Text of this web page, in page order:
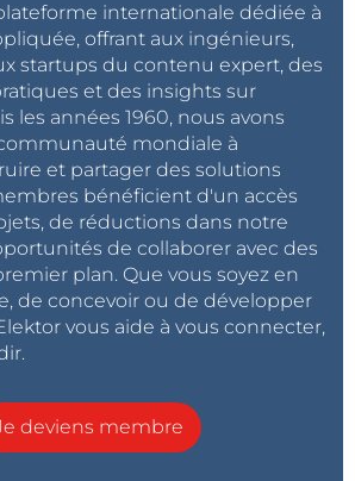
internationale dédiée à
offrant aux ingénieurs,
startups du contenu expert, des
et des insights sur
les années 1960, nous avons
mondiale à
et partager des solutions
bénéficient d'un accès
de réductions dans notre
de collaborer avec des
plan. Que vous soyez en
de concevoir ou de développer
vous aide à vous connecter,
deviens membre